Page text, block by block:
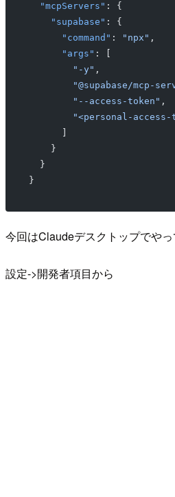
  "mcpServers"
: {
    "supabase"
: {
      "command"
: "npx" ,
      "args"
: [
        "-y"
,
"@supabase/mcp-
        "--access-token"
,
"<personal-access-
    }
  }
}
今回はClaudeデスクトップでやっ
設定->開発者項目から